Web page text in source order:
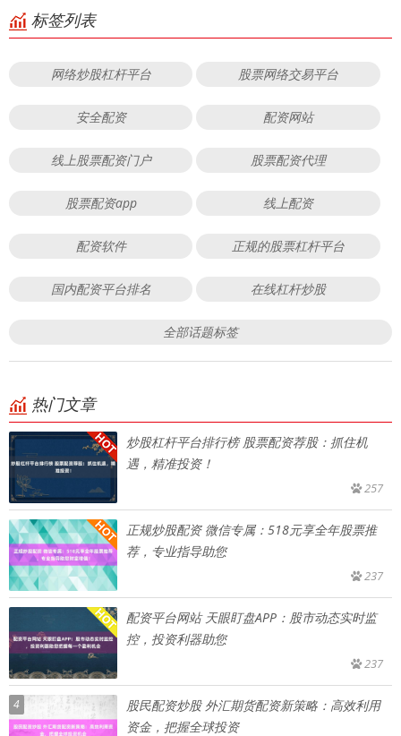
标签列表
网络炒股杠杆平台 股票网络交易平台
安全配资 配资网站
线上股票配资门户 股票配资代理
股票配资app 线上配资
配资软件 正规的股票杠杆平台
国内配资平台排名 在线杠杆炒股
全部话题标签
热门文章
炒股杠杆平台排行榜 股票配资荐股：抓住机
遇，精准投资！
257
正规炒股配资 微信专属：518元享全年股票推
荐，专业指导助您
237
配资平台网站 天眼盯盘APP：股市动态实时监
控，投资利器助您
237
4
股民配资炒股 外汇期货配资新策略：高效利用
资金，把握全球投资